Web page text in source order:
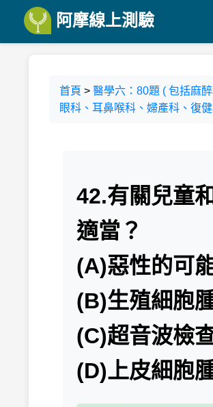
阿摩線上測驗
首頁 > 醫學六：80題 ( 包括麻
眼科、耳鼻喉科、婦產科、復
42.有關兒童
適當？
(A)惡性的可
(B)生殖細胞
(C)超音波檢
(D)上皮細胞